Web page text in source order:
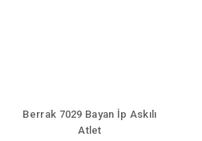
Berrak 7029 Bayan İp Askılı
Atlet